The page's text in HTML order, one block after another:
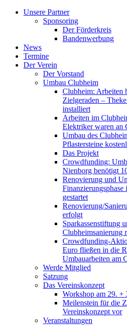
Unsere Partner
Sponsoring
Der Förderkreis
Bandenwerbung
News
Termine
Der Verein
Der Vorstand
Umbau Clubheim
Clubheim: Arbeiten
Zielgeraden –
installiert
Arbeiten im
Elektriker waren an
Umbau des
Pflastersteine
Das Projekt
Crowdfunding:
Nienborg benötigt
Renovierung und
gestartet
Renovierung/
erfolgt
Sparkassenstiftung
Clubheimsanierung
Crowdfunding-
Euro fließen in die
Umbauarbeiten am
Werde Mitglied
Satzung
Das Vereinskonzept
Workshop am 29. +
Meilenstein für die
Vereinskonzept vor
Veranstaltungen